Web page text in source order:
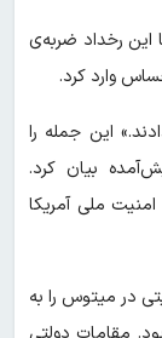
این رخداد ضربه‌ی
وارد کرد.
این جمله را
بیان کرد.
ملی آمریکا
در میتوس را به